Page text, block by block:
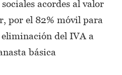
acordes al valor
por el 82% móvil para
del IVA a
básica